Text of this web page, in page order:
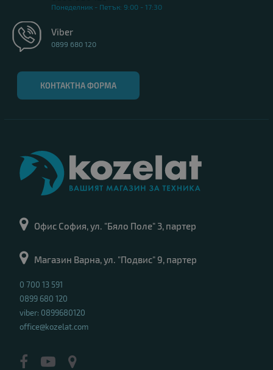
Понеделник - Петък: 9:00 - 17:30
Viber
0899 680 120
КОНТАКТНА ФОРМА
Офис София, ул. "Бяло Поле" 3, партер
Магазин Варна, ул. "Подвис" 9, партер
0 700 13 591
0899 680 120
viber: 0899680120
office@kozelat.com